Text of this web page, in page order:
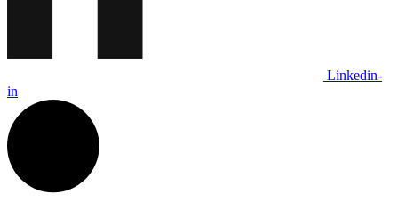
Linkedin-
in